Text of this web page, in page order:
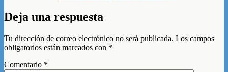
Deja una respuesta
Tu dirección de correo electrónico no será publicada. Los campos
obligatorios están marcados con *
Comentario *